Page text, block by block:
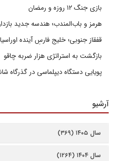
بازی جنگ ۱۲ روزه و رمضان
هرمز و باب‌المندب؛ هندسه جدید
قفقاز جنوبی؛ خلیج فارسِ آینده اوراسیا
بازگشت به استراتژی هزار ضربه چاقو
پویایی دستگاه دیپلماسی در گذرگاه
آرشیو
سال ۱۴۰۵ (۳۶۹)
سال ۱۴۰۴ (۱۲۶۴)